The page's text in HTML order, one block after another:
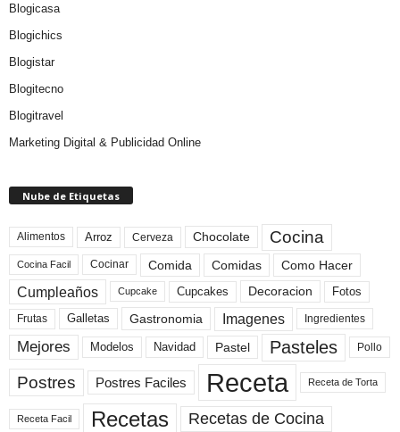
Blogicasa
Blogichics
Blogistar
Blogitecno
Blogitravel
Marketing Digital & Publicidad Online
Nube de Etiquetas
Alimentos Arroz Cerveza Chocolate Cocina
Cocina Facil Cocinar Comida Comidas Como Hacer
Cumpleaños Cupcake Cupcakes Decoracion Fotos
Frutas Galletas Gastronomia Imagenes Ingredientes
Mejores Modelos Navidad Pastel Pasteles Pollo
Postres Postres Faciles Receta Receta de Torta
Receta Facil Recetas Recetas de Cocina